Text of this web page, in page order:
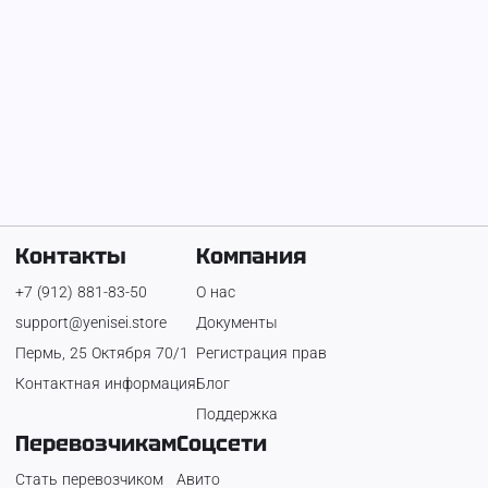
Контакты
+7 (912) 881-83-50
support@yenisei.store
Пермь, 25 Октября 70/1
Контактная информация
Компания
О нас
Документы
Регистрация прав
Блог
Поддержка
Перевозчикам
Стать перевозчиком
Соцсети
Авито